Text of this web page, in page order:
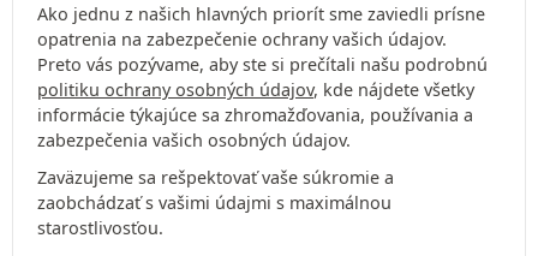
Ako jednu z našich hlavných priorít sme zaviedli prísne
opatrenia na zabezpečenie ochrany vašich údajov.
Preto vás pozývame, aby ste si prečítali našu podrobnú
politiku ochrany osobných údajov, kde nájdete všetky
informácie týkajúce sa zhromažďovania, používania a
zabezpečenia vašich osobných údajov.
Zaväzujeme sa rešpektovať vaše súkromie a
zaobchádzať s vašimi údajmi s maximálnou
starostlivosťou.